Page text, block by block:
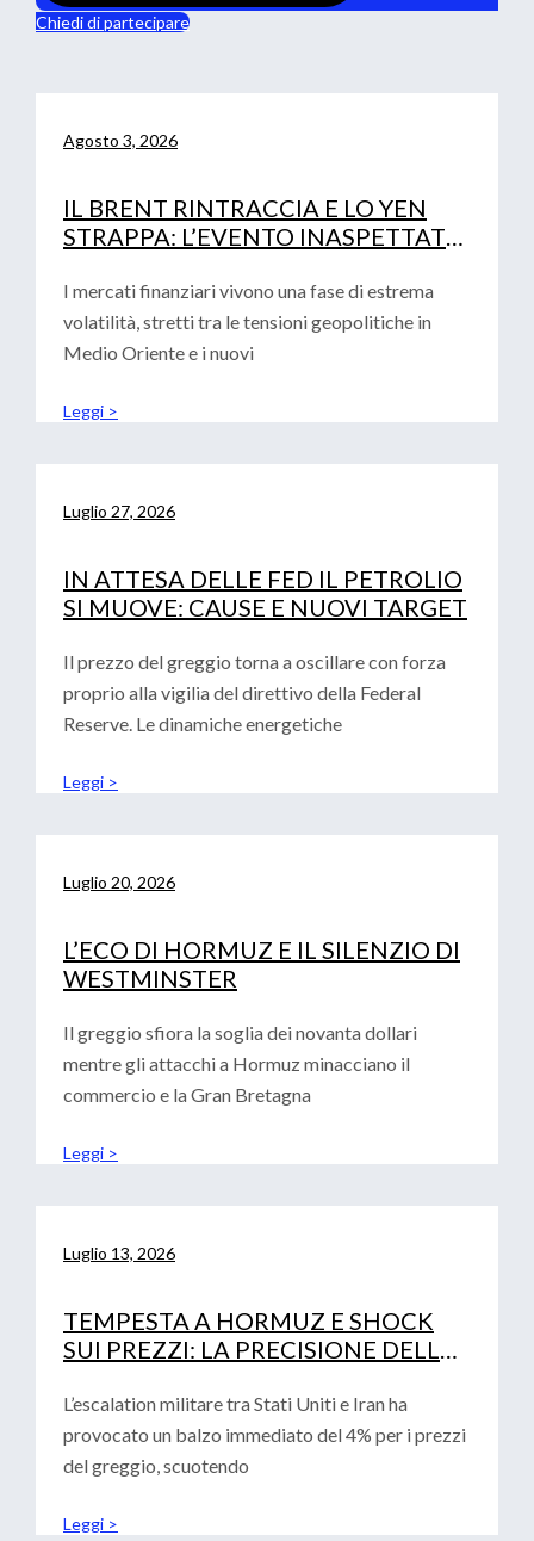
Chiedi di partecipare
Agosto 3, 2026
IL BRENT RINTRACCIA E LO YEN
STRAPPA: L’EVENTO INASPETTATO
I mercati finanziari vivono una fase di estrema
volatilità, stretti tra le tensioni geopolitiche in
Medio Oriente e i nuovi
Leggi >
Luglio 27, 2026
IN ATTESA DELLE FED IL PETROLIO
SI MUOVE: CAUSE E NUOVI TARGET
Il prezzo del greggio torna a oscillare con forza
proprio alla vigilia del direttivo della Federal
Reserve. Le dinamiche energetiche
Leggi >
Luglio 20, 2026
L’ECO DI HORMUZ E IL SILENZIO DI
WESTMINSTER
Il greggio sfiora la soglia dei novanta dollari
mentre gli attacchi a Hormuz minacciano il
commercio e la Gran Bretagna
Leggi >
Luglio 13, 2026
TEMPESTA A HORMUZ E SHOCK
SUI PREZZI: LA PRECISIONE DELLE
FINANZIARIA AZIENDALE
L’escalation militare tra Stati Uniti e Iran ha
provocato un balzo immediato del 4% per i prezzi
del greggio, scuotendo
Leggi >